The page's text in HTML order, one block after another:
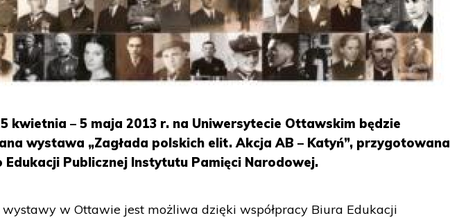
kwietnia – 5 maja 2013 r. na Uniwersytecie Ottawskim będzie
wystawa „Zagłada polskich elit. Akcja AB – Katyń”, przygotowana
Edukacji Publicznej Instytutu Pamięci Narodowej.
wystawy w Ottawie jest możliwa dzięki współpracy Biura Edukacji